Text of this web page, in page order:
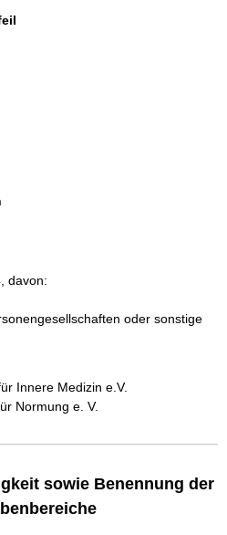
davon:
oder sonstige
Innere Medizin e.V.
Normung e. V.
sowie Benennung der